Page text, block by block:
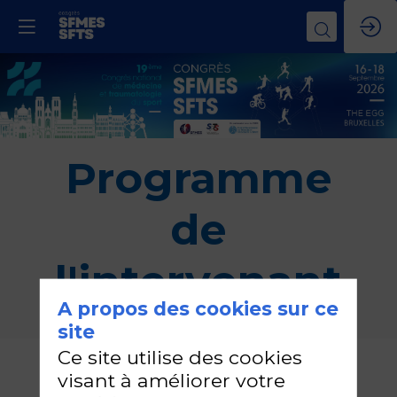
Programme
de
l'intervenant
Camille
TOOTH
A propos des cookies sur ce
site
Ce site utilise des cookies
visant à améliorer votre